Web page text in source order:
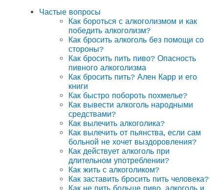
Частые вопросы
Как бороться с алкоголизмом и как
победить алкоголизм?
Как бросить алкоголь без помощи со
стороны?
Как бросить пить пиво? Опасность
пивного алкоголизма
Как бросить пить? Ален Карр и его
книги
Как быстро побороть похмелье?
Как вывести алкоголь народными
средствами?
Как вылечить алкоголика?
Как вылечить от пьянства, если сам
больной не хочет выздоровления?
Как действует алкоголь при
длительном употреблении?
Как жить с алкоголиком?
Как заставить бросить пить человека?
Как не пить больше пиво, алкоголь и